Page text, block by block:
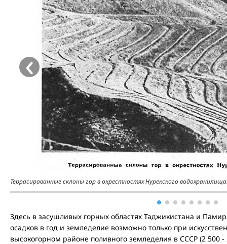
Террасированные склоны гор в окрестностях Нурекского
‹
Здесь в засушливых горных областях Таджикистана и
осадков в год и земледелие возможно только при
высокогорном районе поливного земледелия в СССР (2 500